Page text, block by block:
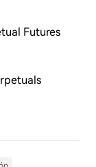
Futures